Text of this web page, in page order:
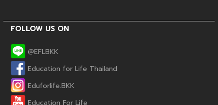
FOLLOW US ON
@EFLBKK
Education for Life Thailand
Eduforlife.BKK
Education For Life